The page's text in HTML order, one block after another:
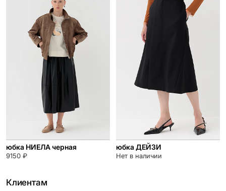
юбка НИЕЛА черная
9150 ₽
юбка ДЕЙЗИ
Нет в наличии
Клиентам